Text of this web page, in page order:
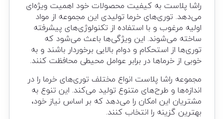
راشا پلاست به کیفیت محصولات خود اهمیت ویژه‌ای
می‌دهد. توری‌های خرما تولیدی این مجموعه از مواد
اولیه مرغوب و با استفاده از تکنولوژی‌های پیشرفته
ساخته می‌شوند. این ویژگی‌ها باعث می‌شود که
توری‌ها از استحکام و دوام بالایی برخوردار باشند و به
خوبی از خرماها در برابر عوامل محیطی محافظت کنند.
مجموعه راشا پلاست انواع مختلف توری‌های خرما را در
اندازه‌ها و طرح‌های متنوع تولید می‌کند. این تنوع به
مشتریان این امکان را می‌دهد که بر اساس نیاز خود،
بهترین گزینه را انتخاب کنند.